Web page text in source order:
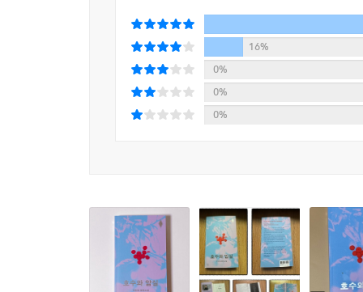
목소리를 상대에게 빙의시키듯, 그를 취약하고
귀신에 씐 듯, 모욕과 모멸감조차 느끼지 못한
‘엄마’가 어린 ‘나’에게 그랬던 것처럼, ‘로사’
방식임을 깨닫는다. 이렇듯 우리는 좀처럼 소거
그러나 작가는 ‘턱수염’과 ‘킴’이 감추고자 하
풍경”(해설, 289쪽)으로 기억되길 원한다.
16%
0%
0%
0%